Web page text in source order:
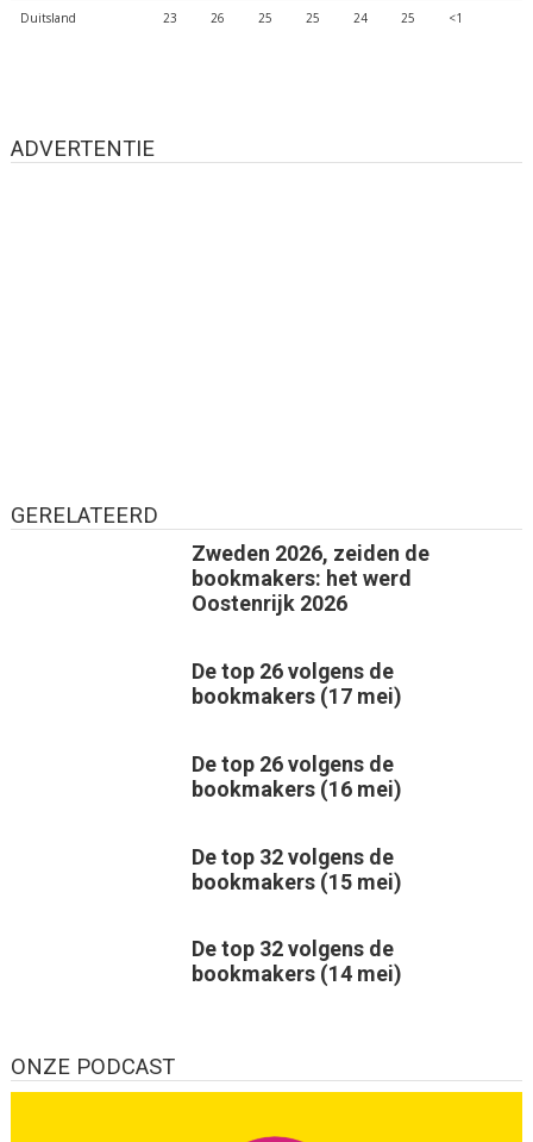
Duitsland 23 26 25 25 24 25 <1
ADVERTENTIE
GERELATEERD
Zweden 2026, zeiden de
bookmakers: het werd
Oostenrijk 2026
De top 26 volgens de
bookmakers (17 mei)
De top 26 volgens de
bookmakers (16 mei)
De top 32 volgens de
bookmakers (15 mei)
De top 32 volgens de
bookmakers (14 mei)
ONZE PODCAST